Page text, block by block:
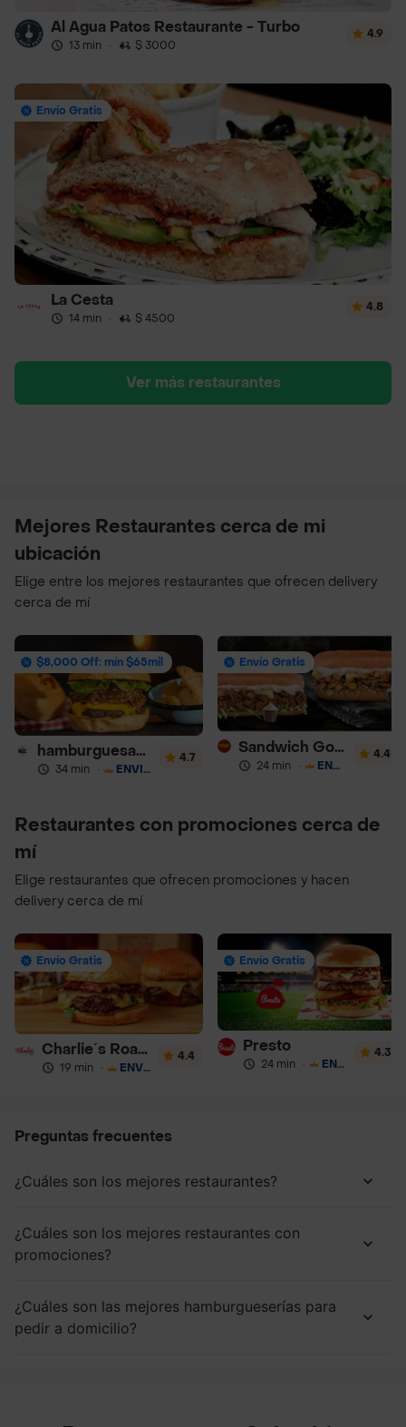
Al Agua Patos Restaurante - Turbo
13 min · $ 3000
4.9
Envío Gratis
La Cesta
14 min · $ 4500
4.8
Ver más restaurantes
Mejores Restaurantes cerca de mi
ubicación
Elige entre los mejores restaurantes que ofrecen delivery
cerca de mí
$8,000 Off: mín $65mil
hamburguesas Rustica (RDC)
34 min · ENVÍO GRATIS
4.7
Envío Gratis
Sandwich Gourmet Salsa de Ajo
24 min · ENVÍO GRATIS
4.4
Restaurantes con promociones cerca de
mí
Elige restaurantes que ofrecen promociones y hacen
delivery cerca de mí
Envío Gratis
Charlie´s Roastbeef
19 min · ENVÍO GRATIS
4.4
Envío Gratis
Presto
24 min · ENVÍO GRATIS
4.3
Preguntas frecuentes
¿Cuáles son los mejores restaurantes?
¿Cuáles son los mejores restaurantes con
promociones?
¿Cuáles son las mejores hamburgueserías para
pedir a domicilio?